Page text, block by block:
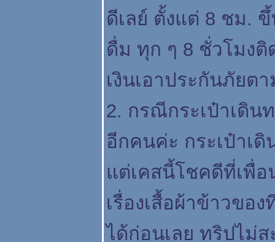
ดีเลย์ ตั้งแต่ 8 ชม.
ดื่ม ทุก ๆ 8 ชั่วโมงติ
เงินเอาประกันภัย
2. กรณีกระเป๋าเดิ
อีกคนค่ะ กระเป๋าเ
ต่เคสนี้โชคดีที่เพื่อ
เรื่องเสื้อผ้าข้าวขอ
ได้ก่อนเลย ทริปไม่